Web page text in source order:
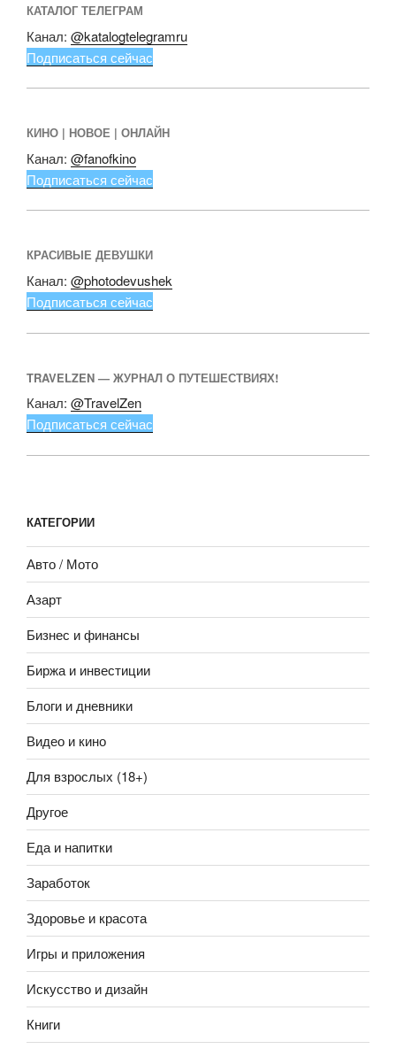
КАТАЛОГ ТЕЛЕГРАМ
Канал: @katalogtelegramru
Подписаться сейчас
КИНО | НОВОЕ | ОНЛАЙН
Канал: @fanofkino
Подписаться сейчас
КРАСИВЫЕ ДЕВУШКИ
Канал: @photodevushek
Подписаться сейчас
TRAVELZEN — ЖУРНАЛ О ПУТЕШЕСТВИЯХ!
Канал: @TravelZen
Подписаться сейчас
КАТЕГОРИИ
Авто / Мото
Азарт
Бизнес и финансы
Биржа и инвестиции
Блоги и дневники
Видео и кино
Для взрослых (18+)
Другое
Еда и напитки
Заработок
Здоровье и красота
Игры и приложения
Искусство и дизайн
Книги